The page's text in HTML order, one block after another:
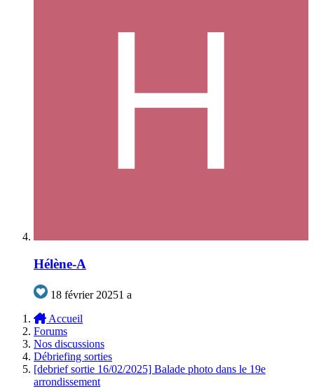
Hélène-A
18 février 20251 a
Accueil
Forums
Nos discussions
Débriefing sorties
[debrief sortie 16/02/2025] Balade photo dans le 19e
arrondissement